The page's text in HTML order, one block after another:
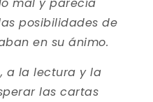
posibilidades de
en su ánimo.
a la lectura y la
las cartas